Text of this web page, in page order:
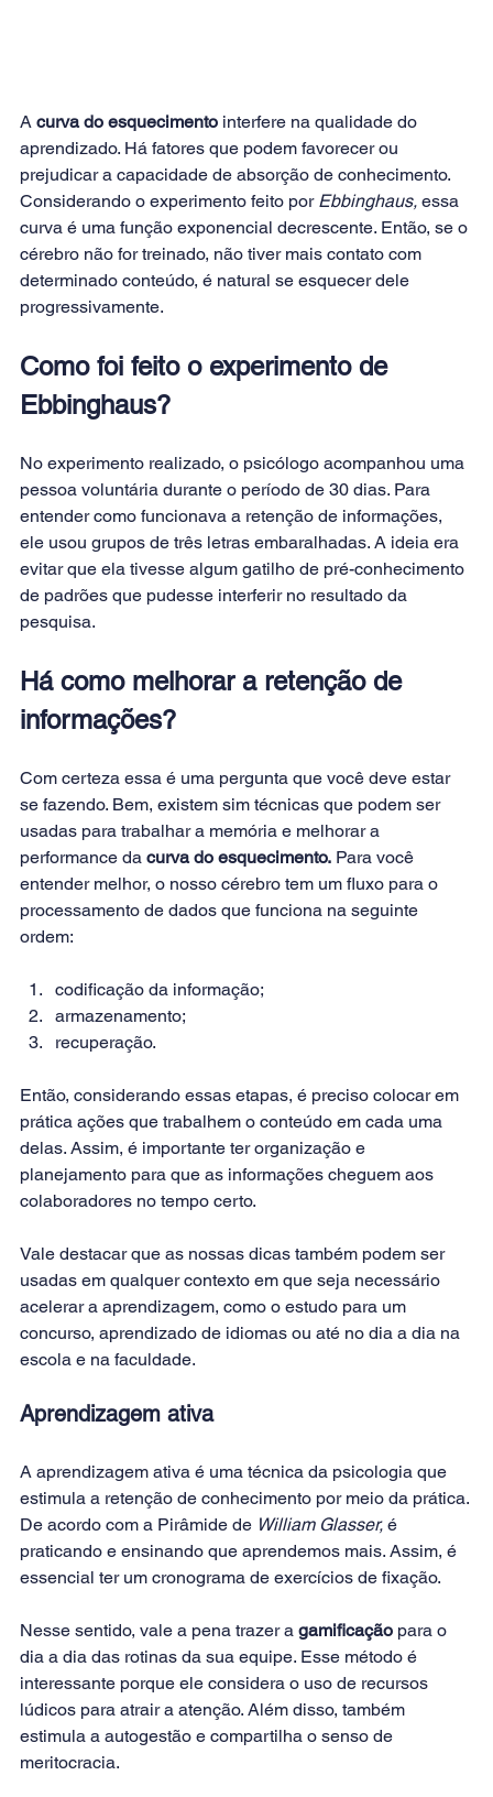
A curva do esquecimento interfere na qualidade do
aprendizado. Há fatores que podem favorecer ou
prejudicar a capacidade de absorção de conhecimento.
Considerando o experimento feito por Ebbinghaus, essa
curva é uma função exponencial decrescente. Então, se o
cérebro não for treinado, não tiver mais contato com
determinado conteúdo, é natural se esquecer dele
progressivamente.
Como foi feito o experimento de
Ebbinghaus?
No experimento realizado, o psicólogo acompanhou uma
pessoa voluntária durante o período de 30 dias. Para
entender como funcionava a retenção de informações,
ele usou grupos de três letras embaralhadas. A ideia era
evitar que ela tivesse algum gatilho de pré-conhecimento
de padrões que pudesse interferir no resultado da
pesquisa.
Há como melhorar a retenção de
informações?
Com certeza essa é uma pergunta que você deve estar
se fazendo. Bem, existem sim técnicas que podem ser
usadas para trabalhar a memória e melhorar a
performance da curva do esquecimento. Para você
entender melhor, o nosso cérebro tem um fluxo para o
processamento de dados que funciona na seguinte
ordem:
codificação da informação;
armazenamento;
recuperação.
Então, considerando essas etapas, é preciso colocar em
prática ações que trabalhem o conteúdo em cada uma
delas. Assim, é importante ter organização e
planejamento para que as informações cheguem aos
colaboradores no tempo certo.
Vale destacar que as nossas dicas também podem ser
usadas em qualquer contexto em que seja necessário
acelerar a aprendizagem, como o estudo para um
concurso, aprendizado de idiomas ou até no dia a dia na
escola e na faculdade.
Aprendizagem ativa
A aprendizagem ativa é uma técnica da psicologia que
estimula a retenção de conhecimento por meio da prática.
De acordo com a Pirâmide de William Glasser, é
praticando e ensinando que aprendemos mais. Assim, é
essencial ter um cronograma de exercícios de fixação.
Nesse sentido, vale a pena trazer a gamificação para o
dia a dia das rotinas da sua equipe. Esse método é
interessante porque ele considera o uso de recursos
lúdicos para atrair a atenção. Além disso, também
estimula a autogestão e compartilha o senso de
meritocracia.